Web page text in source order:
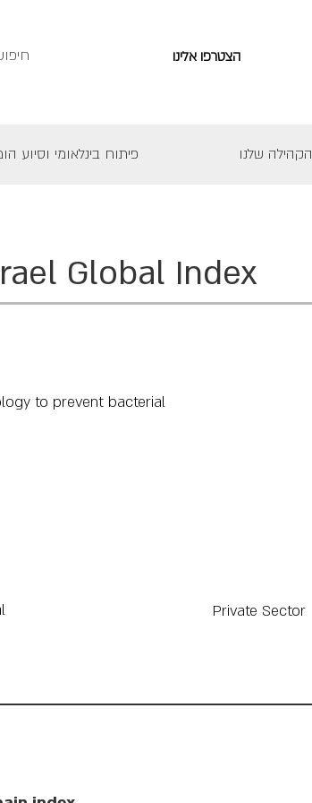
הקהילה שלנו פיתוח בינלאומי וסיוע
הצטרפו אלינו
Global Index
to prevent bacterial
Private Sector